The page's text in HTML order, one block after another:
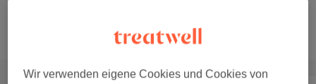
Wir verwenden eigene Cookies und Cookies von